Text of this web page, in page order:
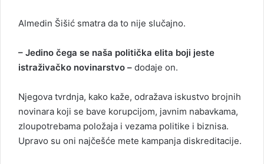
Almedin Šišić smatra da to nije slučajno.
– Jedino čega se naša politička elita boji jeste
istraživačko novinarstvo – dodaje on.
Njegova tvrdnja, kako kaže, odražava iskustvo brojnih
novinara koji se bave korupcijom, javnim nabavkama,
zloupotrebama položaja i vezama politike i biznisa.
Upravo su oni najčešće mete kampanja diskreditacije.